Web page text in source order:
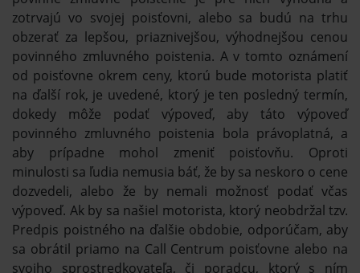
zotrvajú vo svojej poisťovni, alebo sa budú na trhu
obzerať za lepšou, priaznivejšou, výhodnejšou cenou
povinného zmluvného poistenia. A v tomto oznámení
od poisťovne okrem ceny, ktorú bude motorista platiť
na ďalší rok, je uvedené, ktorý je ten posledný termín,
dokedy môže podať výpoveď, aby táto výpoveď
povinného zmluvného poistenia bola právoplatná, a
aby prípadne mohol zmeniť poisťovňu. Oproti
minulosti sa ľudia nemusia báť, že by sa neskoro o cene
dozvedeli, alebo že by nemali možnosť podať včas
výpoveď. Ak by sa našiel motorista, ktorý neobdržal tzv.
Predpis poistného na ďalšie obdobie, odporúčam, aby
sa obrátil priamo na Call Centrum poisťovne alebo na
svojho sprostredkovateľa, či poradcu, ktorý s ním